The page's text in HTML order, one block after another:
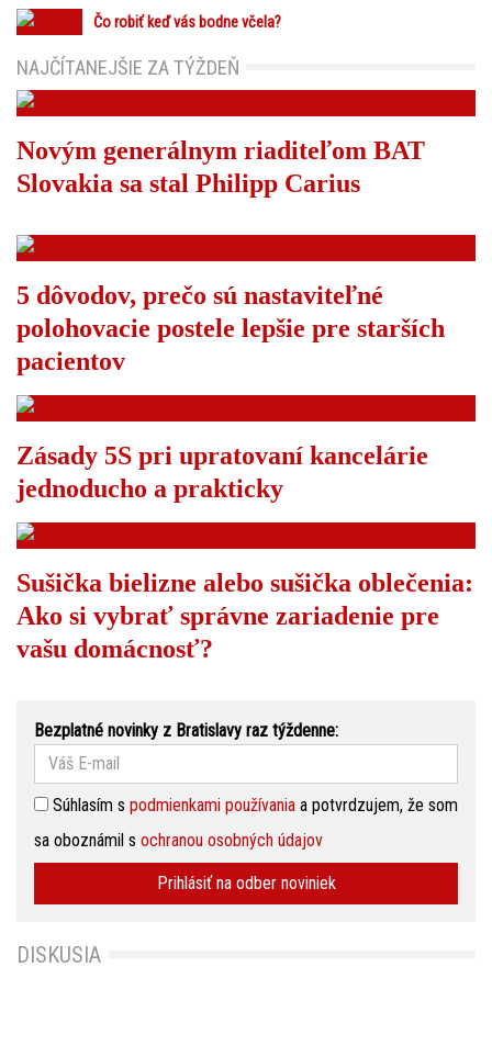
Čo robiť keď vás bodne včela?
NAJČÍTANEJŠIE ZA TÝŽDEŇ
Novým generálnym riaditeľom BAT
Slovakia sa stal Philipp Carius
5 dôvodov, prečo sú nastaviteľné
polohovacie postele lepšie pre starších
pacientov
Zásady 5S pri upratovaní kancelárie
jednoducho a prakticky
Sušička bielizne alebo sušička oblečenia:
Ako si vybrať správne zariadenie pre
vašu domácnosť?
Bezplatné novinky z Bratislavy raz týždenne:
Súhlasím s podmienkami používania a potvrdzujem, že som
sa oboznámil s ochranou osobných údajov
Prihlásiť na odber noviniek
DISKUSIA